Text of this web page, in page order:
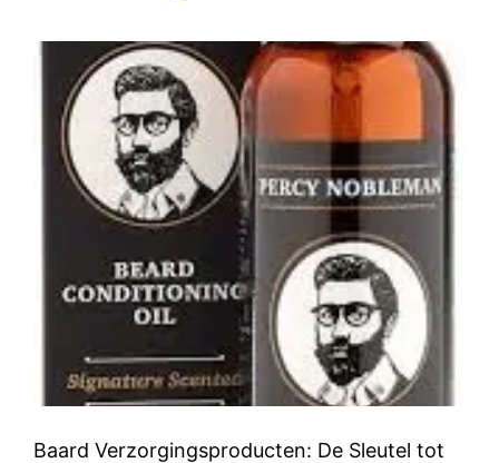
Baard Verzorgingsproducten: De Sleutel tot